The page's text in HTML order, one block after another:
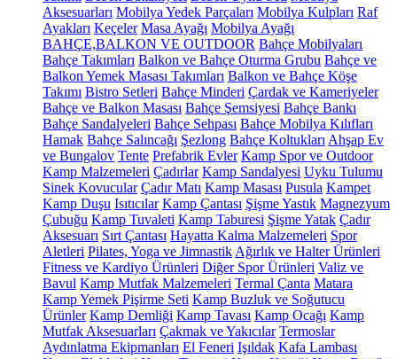
Aksesuarları Mobilya Yedek Parçaları Mobilya Kulpları Raf
Ayakları Keçeler Masa Ayağı Mobilya Ayağı
BAHÇE,BALKON VE OUTDOOR Bahçe Mobilyaları
Bahçe Takımları Balkon ve Bahçe Oturma Grubu Bahçe ve
Balkon Yemek Masası Takımları Balkon ve Bahçe Köşe
Takımı Bistro Setleri Bahçe Minderi Çardak ve Kameriyeler
Bahçe ve Balkon Masası Bahçe Şemsiyesi Bahçe Bankı
Bahçe Sandalyeleri Bahçe Sehpası Bahçe Mobilya Kılıfları
Hamak Bahçe Salıncağı Şezlong Bahçe Koltukları Ahşap Ev
ve Bungalov Tente Prefabrik Evler Kamp Spor ve Outdoor
Kamp Malzemeleri Çadırlar Kamp Sandalyesi Uyku Tulumu
Sinek Kovucular Çadır Matı Kamp Masası Pusula Kampet
Kamp Duşu Isıtıcılar Kamp Çantası Şişme Yastık Magnezyum
Çubuğu Kamp Tuvaleti Kamp Taburesi Şişme Yatak Çadır
Aksesuarı Sırt Çantası Hayatta Kalma Malzemeleri Spor
Aletleri Pilates, Yoga ve Jimnastik Ağırlık ve Halter Ürünleri
Fitness ve Kardiyo Ürünleri Diğer Spor Ürünleri Valiz ve
Bavul Kamp Mutfak Malzemeleri Termal Çanta Matara
Kamp Yemek Pişirme Seti Kamp Buzluk ve Soğutucu
Ürünler Kamp Demliği Kamp Tavası Kamp Ocağı Kamp
Mutfak Aksesuarları Çakmak ve Yakıcılar Termoslar
Aydınlatma Ekipmanları El Feneri Işıldak Kafa Lambası